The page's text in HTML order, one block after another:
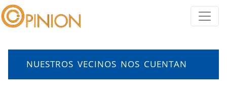
NUESTROS VECINOS NOS CUENTAN